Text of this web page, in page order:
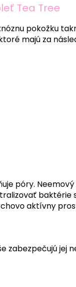
Tea Tree
pokožku
majú za
póry.
baktérie
aktívny
zabezpečujú jej